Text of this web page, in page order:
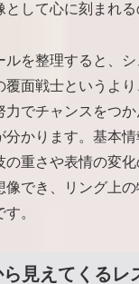
して心に刻まれる
ルを整理すると、
覆面戦士というよ
力でチャンスをつ
分かります。基本
の重さや表情の変
像でき、リング上
。
見えてくるレ